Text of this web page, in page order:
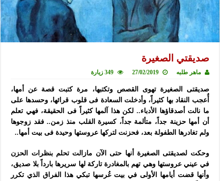
صديقتي الصغيرة
ماهر طلبه 27/02/2019 349 زيارة
صديقتى الصغيرة تهوى القصص وتكتبها، مرة كتبت قصة عن أمها،
أُعجب النقاد بها كثيراً، وأدخلت السعادة فى قلوب قرائها، وحسدها على
ما نالت أصدقاؤها الأدباء.. لكن هذا آلمها كثيراً فى الحقيقة، فهي تعلم
أن أمها حزينة جداً، متألمة جداً، كسيرة القلب منذ زمن.. فقد زوجوها
ولم تغادرها الطفولة بعد، فحزنت لتركها عروستها وحيدة فى بيت أمها..
وحكت لصديقتى الصغيرة أنها حتى الآن مازالت تحلم بنظرات الحزن
في عيني عروستها وهي تهم بالمغادرة تاركة لها سريرها بارداً بلا صديق،
وأنها قضت أيامها الأولى في بيت عُرسها تبكي هذا الفراق الذي تكرر